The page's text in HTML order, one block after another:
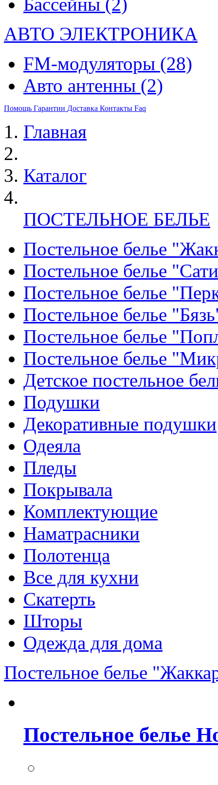
АВТО ЭЛЕКТРОНИКА
FM-модуляторы (28)
Авто антенны (2)
Помощь Гарантии Доставка Контакты Faq
Главная
Каталог
ПОСТЕЛЬНОЕ БЕЛЬЕ
Постельное белье
Постельное белье
Постельное белье
Постельное белье
Постельное белье
Постельное белье
Детское постельное
Подушки
Декоративные подушки
Одеяла
Пледы
Покрывала
Комплектующие
Наматрасники
Полотенца
Все для кухни
Скатерть
Шторы
Одежда для дома
Постельное белье
Постельное белье